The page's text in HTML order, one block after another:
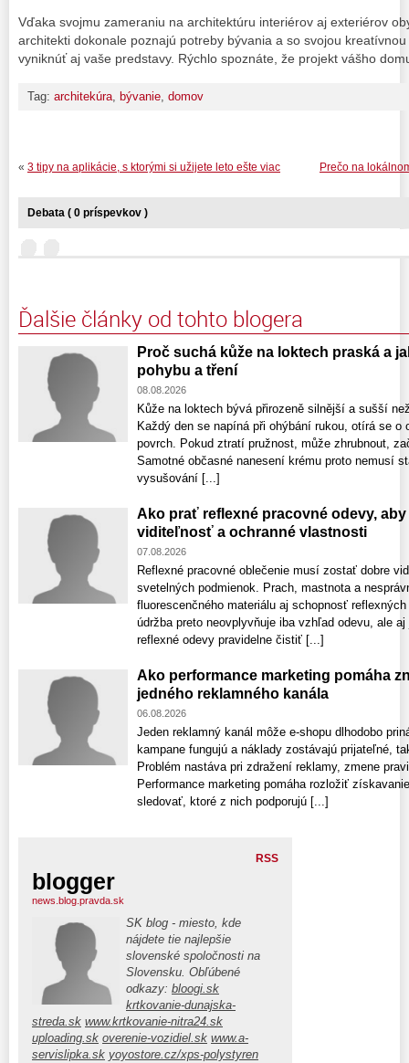
Vďaka svojmu zameraniu na architektúru interiérov aj exteriérov
architekti dokonale poznajú potreby bývania a so svojou
vyniknúť aj vaše predstavy. Rýchlo spoznáte, že projekt vášho
Tag: architekúra, bývanie, domov
Prečo na
« 3 tipy na aplikácie, s ktorými si užijete leto ešte viac
Debata ( 0 príspevkov )
Ďalšie články od tohto blogera
Proč suchá kůže na loktech praská a
pohybu a tření
08.08.2026
Kůže na loktech bývá přirozeně silnější a sušší
Každý den se napíná při ohýbání rukou, otírá se
povrch. Pokud ztratí pružnost, může zhrubnout,
Samotné občasné nanesení krému proto nemusí
vysušování [...]
Ako prať reflexné pracovné odevy,
viditeľnosť a ochranné vlastnosti
07.08.2026
Reflexné pracovné oblečenie musí zostať dobre
svetelných podmienok. Prach, mastnota a
fluorescenčného materiálu aj schopnosť
údržba preto neovplyvňuje iba vzhľad odevu, ale
reflexné odevy pravidelne čistiť [...]
Ako performance marketing pomáha
jedného reklamného kanála
06.08.2026
Jeden reklamný kanál môže e-shopu dlhodobo
kampane fungujú a náklady zostávajú prijateľné,
Problém nastáva pri zdražení reklamy, zmene
Performance marketing pomáha rozložiť
sledovať, ktoré z nich podporujú [...]
RSS
blogger
news.blog.pravda.sk
SK blog - miesto, kde
nájdete tie najlepšie
slovenské spoločnosti na
Slovensku. Obľúbené
odkazy: bloogi.sk
krtkovanie-dunajska-
streda.sk www.krtkovanie-nitra24.sk
uploading.sk overenie-vozidiel.sk www.a-
servislipka.sk yoyostore.cz/xps-polystyren